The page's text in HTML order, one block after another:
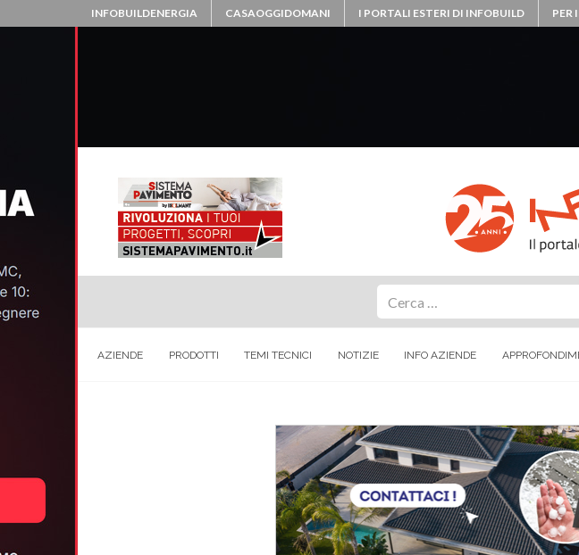
INFOBUILDENERGIA CASAOGGIDOMANI I PORTALI ESTERI DI INFOBUILD PER
AZIENDE PRODOTTI TEMI TECNICI NOTIZIE INFO AZIENDE